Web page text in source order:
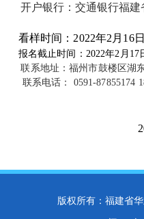
开户银行：交通银行福建
看样时间： 2022年2 月 16
报名截止时间： 2022年2 月 17
联系地址：福州市鼓楼区湖
联系电话：
0591-87855174
版权所有：福建省